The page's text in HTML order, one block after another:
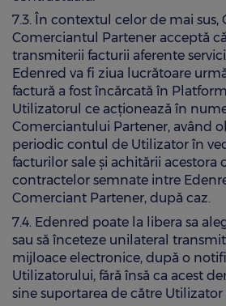
7.3. În contextul celor de mai sus,
Comerciantul Partener acceptă
transmiterii facturii aferente
Edenred va fi ziua lucrătoare
factură a fost încărcată în
Utilizatorul ce acționează în
Comerciantului Partener, având
periodic contul de Utilizator în
facturilor sale şi achitării acestora
contractelor semnate intre
Comerciant Partener, după caz.
7.4. Edenred poate la libera sa
sau să înceteze unilateral
mijloace electronice, după o
Utilizatorului, fără însă ca acest
sine suportarea de către Utilizator